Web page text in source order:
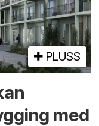
PLUSS
med